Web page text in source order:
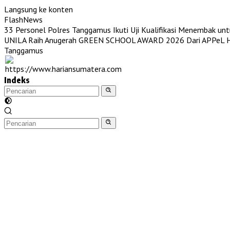
Langsung ke konten
FlashNews
33 Personel Polres Tanggamus Ikuti Uji Kualifikasi Menembak
UNILA Raih Anugerah GREEN SCHOOL AWARD 2026 Dari APPeL
Tanggamus
Indeks